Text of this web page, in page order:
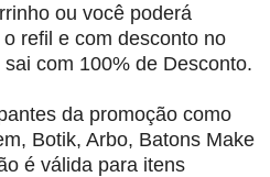
ou você poderá
refil e com desconto no
com 100% de Desconto.
da promoção como
Botik, Arbo, Batons Make
é válida para itens